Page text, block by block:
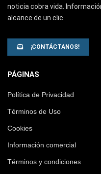
noticia cobra vida.
alcance de un clic.
¡CONTÁCTANOS!
PÁGINAS
Política de Privacidad
Términos de Uso
Cookies
Información comercial
Términos y condiciones